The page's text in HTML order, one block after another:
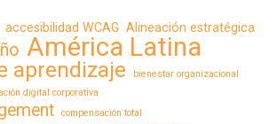
accesibilidad WCAG Alineación estratégica
América Latina
aprendizaje
bienestar organizacional
digital corporativa
compensación total